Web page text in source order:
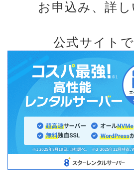
お申込み、詳
公式サイトで